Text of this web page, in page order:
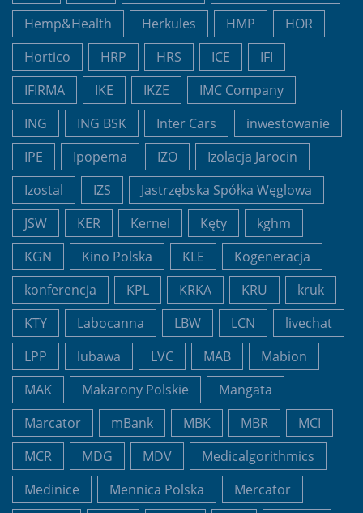
Hemp&Health Herkules HMP
HOR
Hortico
HRP HRS ICE
IFI
IFIRMA
IKE IKZE
IMC Company
ING
ING BSK Inter Cars
inwestowanie
IPE
Ipopema IZO
Izolacja Jarocin
Izostal
IZS
Jastrzębska Spółka Węglowa
JSW
KER Kernel Kęty
kghm
KGN
Kino Polska KLE
Kogeneracja
konferencja
KPL KRKA KRU
kruk
KTY
Labocanna LBW LCN
livechat
LPP
lubawa LVC MAB
Mabion
MAK
Makarony Polskie
Mangata
Marcator
mBank MBK MBR
MCI
MCR
MDG MDV
Medicalgorithmics
Medinice
Mennica Polska
Mercator